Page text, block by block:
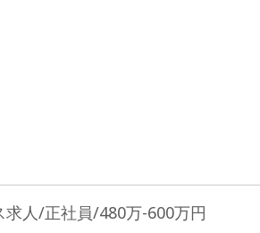
求人/正社員/480万-600万円